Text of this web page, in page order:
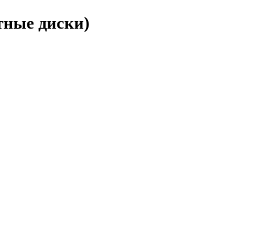
диски)